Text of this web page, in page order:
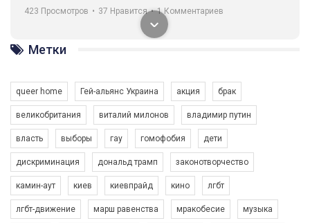
навіть коли ми у різних містах та не можемо зустрінеться, ми
разом. Ми закликаємо всіх хто поділяє цінності рівності та
солідарності, приєднатися до нас. Регіональні підрозділи
ГАУ є в 16 областях України.
Разом наш голос лунає гучніше!
423 Просмотров • 37 Нравится • 1 Комментариев
Зупинимо насильство проти ЛГБТ в Україні! Stop violence against LGBT in Ukraine!
Метки
queer home Гей-альянс Украина акция брак
великобритания виталий милонов владимир путин
власть выборы гау гомофобия дети
дискриминация дональд трамп законотворчество
камин-аут киев киевпрайд кино лгбт
лгбт-движение марш равенства мракобесие музыка